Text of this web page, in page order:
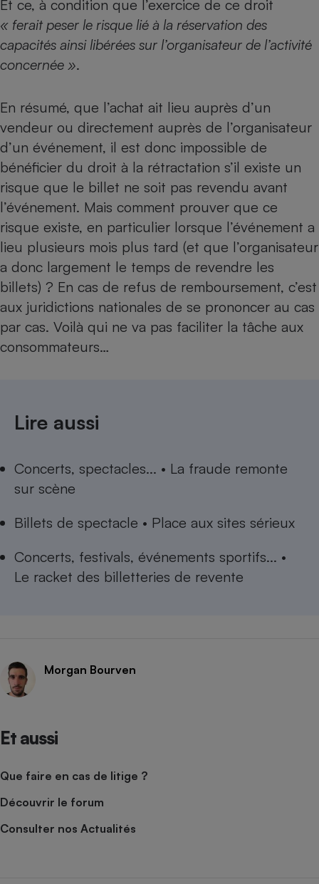
Et ce, à condition que l’exercice de ce droit
« ferait peser le risque lié à la réservation des
capacités ainsi libérées sur l’organisateur de l’activité
concernée ».
En résumé, que l’achat ait lieu auprès d’un
vendeur ou directement auprès de l’organisateur
d’un événement, il est donc impossible de
bénéficier du droit à la rétractation s’il existe un
risque que le billet ne soit pas revendu avant
l’événement. Mais comment prouver que ce
risque existe, en particulier lorsque l’événement a
lieu plusieurs mois plus tard (et que l’organisateur
a donc largement le temps de revendre les
billets) ? En cas de refus de remboursement, c’est
aux juridictions nationales de se prononcer au cas
par cas. Voilà qui ne va pas faciliter la tâche aux
consommateurs…
Lire aussi
Concerts, spectacles... • La fraude remonte
sur scène
Billets de spectacle • Place aux sites sérieux
Concerts, festivals, événements sportifs... •
Le racket des billetteries de revente
Morgan Bourven
Et aussi
Que faire en cas de litige ?
Découvrir le forum
Consulter nos Actualités